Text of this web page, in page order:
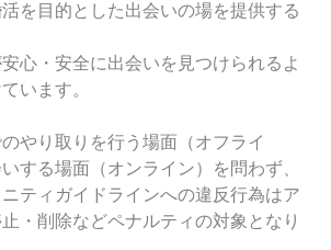
を目的とした出会いの場を提供する
心・安全に出会いを見つけられるよ
います。
やり取りを行う場面（オフライ
する場面（オンライン）を問わず、
ティガイドラインへの違反行為はア
・削除などペナルティの対象となり